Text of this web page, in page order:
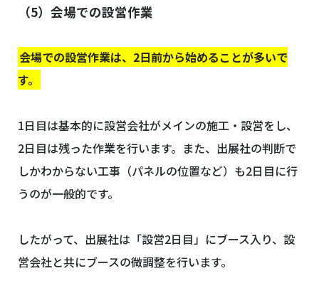
（5）会場での設営作業
会場での設営作業は、2日前から始めることが多いで
す。
1日目は基本的に設営会社がメインの施工・設営をし、
2日目は残った作業を行います。また、出展社の判断で
しかわからない工事（パネルの位置など）も2日目に行
うのが一般的です。
したがって、出展社は「設営2日目」にブース入り、設
営会社と共にブースの微調整を行います。